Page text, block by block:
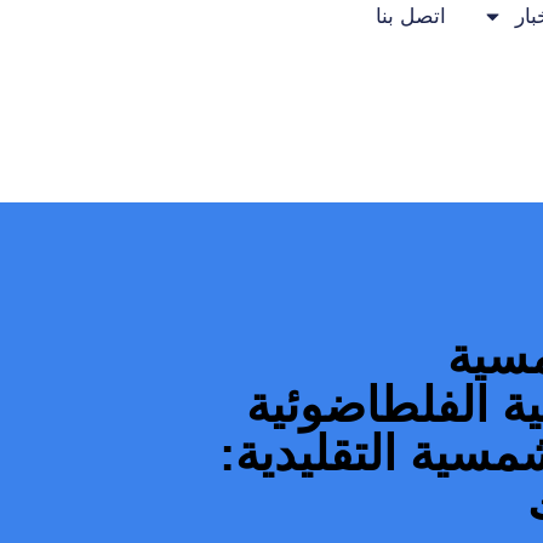
اتصل بنا
الفلطاضوئية
التقليدية: